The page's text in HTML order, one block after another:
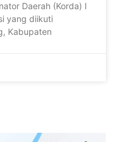
Daerah (Korda) I
yang diikuti
Kabupaten